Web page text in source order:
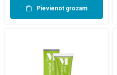
Pievienot grozam